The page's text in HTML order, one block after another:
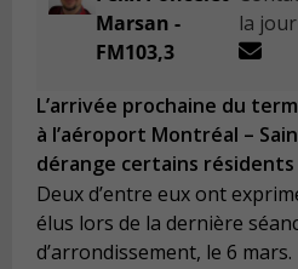
Marsan -
FM103,3
la
L’arrivée prochaine du
à l’aéroport Montréal –
dérange certains
Deux d’entre eux ont
élus lors de la dernière
d’arrondissement, le 6 mars.